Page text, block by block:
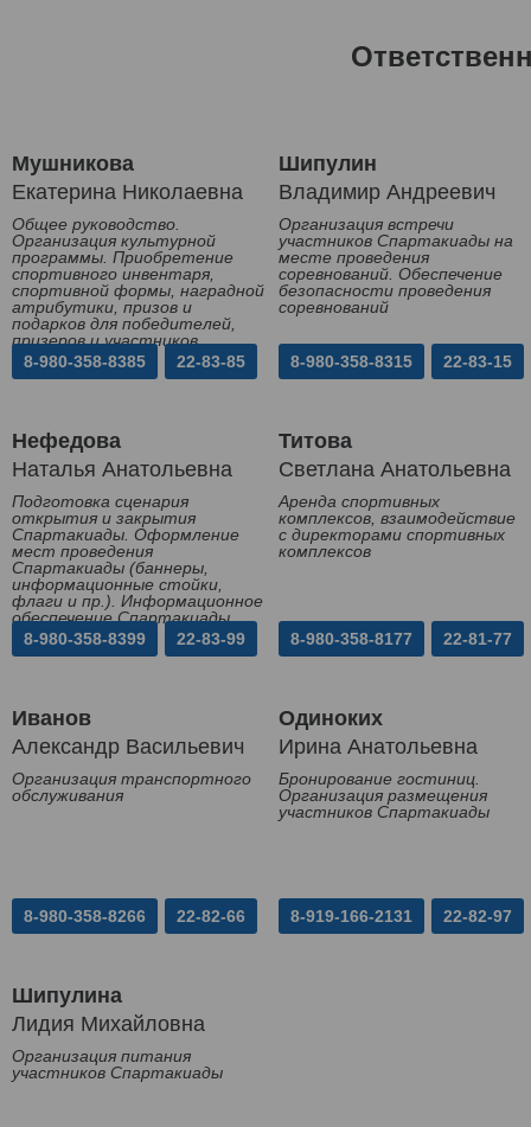
Мушникова
Екатерина Николаевна
Общее руководство.
Организация культурной
программы. Приобретение
спортивного инвентаря,
спортивной формы, наградной
атрибутики, призов и
подарков для победителей,
призеров и участников
Спартакиады
8-980-358-8385 22-83-85
Шипулин
Владимир Андреевич
Организация встречи
участников Спартакиады на
месте проведения
соревнований. Обеспечение
безопасности проведения
соревнований
8-980-358-8315 22-83-15
Нефедова
Наталья Анатольевна
Подготовка сценария
открытия и закрытия
Спартакиады. Оформление
мест проведения
Спартакиады (баннеры,
информационные стойки,
флаги и пр.). Информационное
обеспечение Спартакиады
8-980-358-8399
22-83-99
Титова
Светлана Анатольевна
Аренда спортивных
комплексов, взаимодействие
с директорами спортивных
комплексов
8-980-358-8177 22-81-77
Иванов
Александр Васильевич
Организация транспортного
обслуживания
8-980-358-8266 22-82-66
Одиноких
Ирина Анатольевна
Бронирование гостиниц.
Организация размещения
участников Спартакиады
8-919-166-2131 22-82-97
Шипулина
Лидия Михайловна
Организация питания
участников Спартакиады